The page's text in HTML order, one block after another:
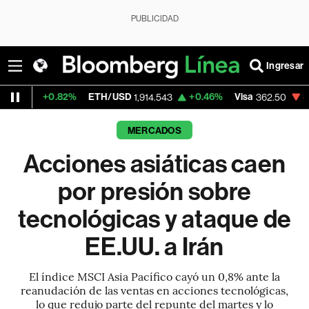
PUBLICIDAD
Ingresar
ETH/USD 1,914.543 +0.46% Visa 362.50 -2.15%
MERCADOS
Acciones asiáticas caen
por presión sobre
tecnológicas y ataque de
EE.UU. a Irán
El índice MSCI Asia Pacífico cayó un 0,8% ante la
reanudación de las ventas en acciones tecnológicas,
lo que redujo parte del repunte del martes y lo